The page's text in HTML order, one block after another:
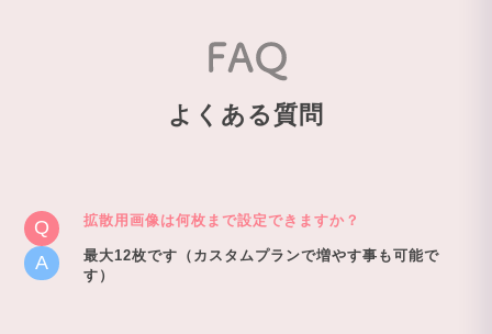
よくある質問
拡散用画像は何枚まで設定できますか？
最大12枚です（カスタムプランで増やす事も可能で
す）